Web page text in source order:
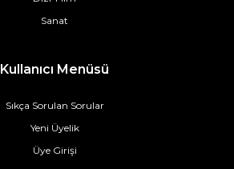
Sanat
Kullanıcı Menüsü
Sıkça Sorulan Sorular
Yeni Üyelik
Üye Girişi